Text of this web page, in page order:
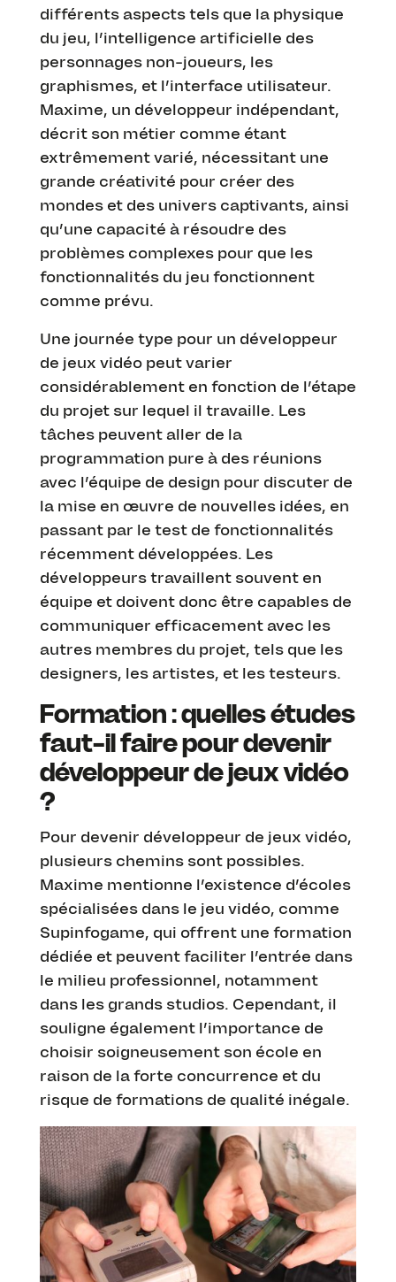
différents aspects tels que la physique
du jeu, l’intelligence artificielle des
personnages non-joueurs, les
graphismes, et l’interface utilisateur.
Maxime, un développeur indépendant,
décrit son métier comme étant
extrêmement varié, nécessitant une
grande créativité pour créer des
mondes et des univers captivants, ainsi
qu’une capacité à résoudre des
problèmes complexes pour que les
fonctionnalités du jeu fonctionnent
comme prévu.
Une journée type pour un développeur
de jeux vidéo peut varier
considérablement en fonction de l’étape
du projet sur lequel il travaille. Les
tâches peuvent aller de la
programmation pure à des réunions
avec l’équipe de design pour discuter de
la mise en œuvre de nouvelles idées, en
passant par le test de fonctionnalités
récemment développées. Les
développeurs travaillent souvent en
équipe et doivent donc être capables de
communiquer efficacement avec les
autres membres du projet, tels que les
designers, les artistes, et les testeurs.
Formation : quelles études
faut-il faire pour devenir
développeur de jeux vidéo
?
Pour devenir développeur de jeux vidéo,
plusieurs chemins sont possibles.
Maxime mentionne l’existence d’écoles
spécialisées dans le jeu vidéo, comme
Supinfogame, qui offrent une formation
dédiée et peuvent faciliter l’entrée dans
le milieu professionnel, notamment
dans les grands studios. Cependant, il
souligne également l’importance de
choisir soigneusement son école en
raison de la forte concurrence et du
risque de formations de qualité inégale.